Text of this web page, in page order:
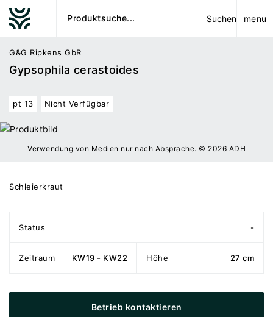
Suchen menu
G&G Ripkens GbR
Gypsophila cerastoides
pt 13 Nicht Verfügbar
Verwendung von Medien nur nach Absprache. © 2026 ADH
Schleierkraut
Status -
Zeitraum KW19 - KW22 Höhe 27 cm
Betrieb kontaktieren